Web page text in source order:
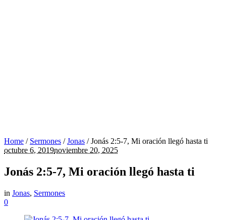
Home / Sermones / Jonas / Jonás 2:5-7, Mi oración llegó hasta ti
octubre 6, 2019noviembre 20, 2025
Jonás 2:5-7, Mi oración llegó hasta ti
in Jonas, Sermones
0